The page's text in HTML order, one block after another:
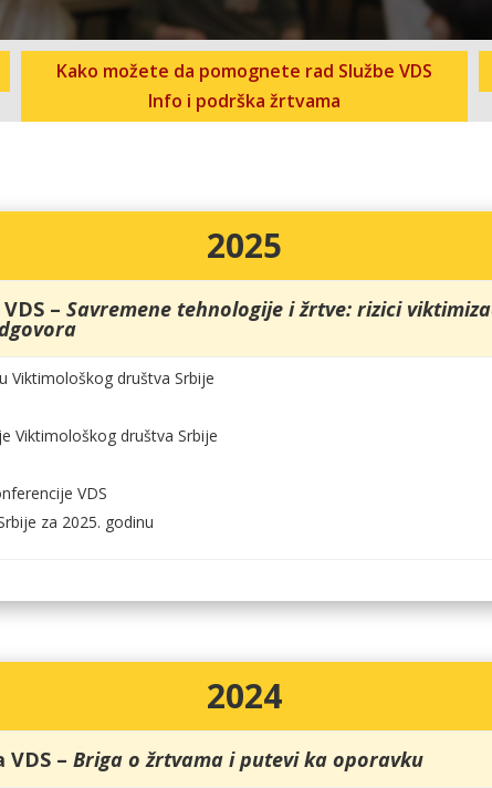
Kako možete da pomognete rad Službe VDS
Info i podrška žrtvama
2025
– Savremene tehnologije i žrtve: rizici
Viktimološkog društva Srbije
Viktimološkog društva Srbije
VDS
za 2025. godinu
2024
– Briga o žrtvama i putevi ka oporavku